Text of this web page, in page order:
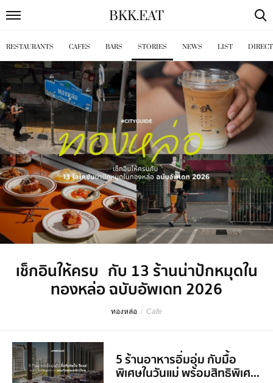
BKK.EAT
RESTAURANTS CAFES BARS STORIES NEWS LIST
เช็กอินให้ครบ กับ 13 ร้านน่าปักหมุดใน
ทองหล่อ ฉบับอัพเดท 2026
ทองหล่อ / Cafe
5 ร้านอาหารอิ่มอุ่ม กับมื้อ
พิเศษในวันแม่ พร้อมสิทธิพิเศ...